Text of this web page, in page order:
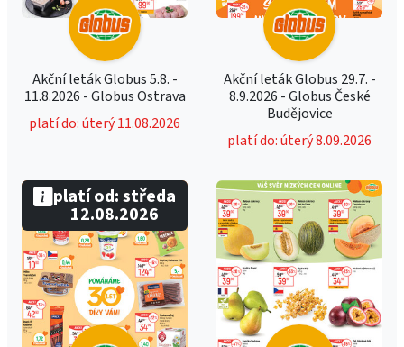
Akční leták Globus 5.8. -
11.8.2026 - Globus Ostrava
platí do: úterý 11.08.2026
Akční leták Globus 29.7. -
8.9.2026 - Globus České
Budějovice
platí do: úterý 8.09.2026
platí od: středa
12.08.2026